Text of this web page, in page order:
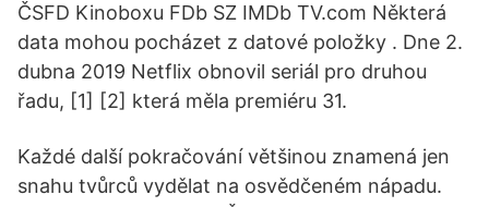
ČSFD Kinoboxu FDb SZ IMDb TV.com Některá
data mohou pocházet z datové položky . Dne 2.
dubna 2019 Netflix obnovil seriál pro druhou
řadu, [1] [2] která měla premiéru 31.
Každé další pokračování většinou znamená jen
snahu tvůrců vydělat na osvědčeném nápadu.